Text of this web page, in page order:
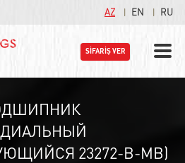
AZ EN RU
SİFARİŞ VER
23272-B-MB)